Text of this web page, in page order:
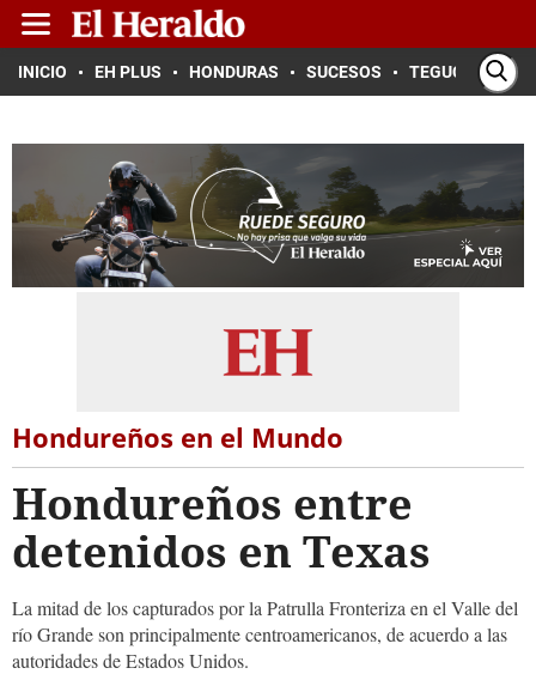
INICIO EH PLUS HONDURAS SUCESOS TEGUCIGALPA
Hondureños en el Mundo
Hondureños entre
detenidos en Texas
La mitad de los capturados por la Patrulla Fronteriza en el Valle del
río Grande son principalmente centroamericanos, de acuerdo a las
autoridades de Estados Unidos.